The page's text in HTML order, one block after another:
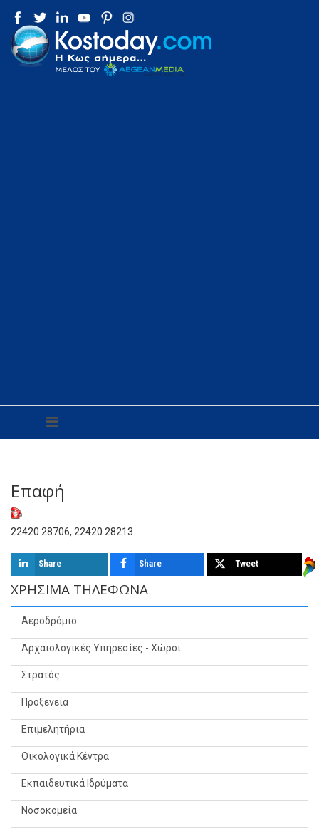
Επαφή
22420 28706, 22420 28213
Share Share Tweet
ΧΡΉΣΙΜΑ ΤΗΛΈΦΩΝΑ
Αεροδρόμιο
Αρχαιολογικές Υπηρεσίες - Χώροι
Στρατός
Προξενεία
Επιμελητήρια
Οικολογικά Κέντρα
Εκπαιδευτικά Ιδρύματα
Νοσοκομεία